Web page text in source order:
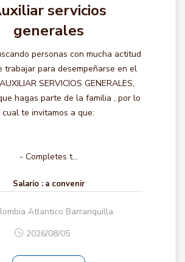
servicios
generales
personas con mucha actitud
trabajar para desempeñarse en el
SERVICIOS GENERALES,
hagas parte de la familia , por lo
cual te invitamos a que:
- Completes t...
Salario : a convenir
Atlantico Barranquilla
2026/08/05